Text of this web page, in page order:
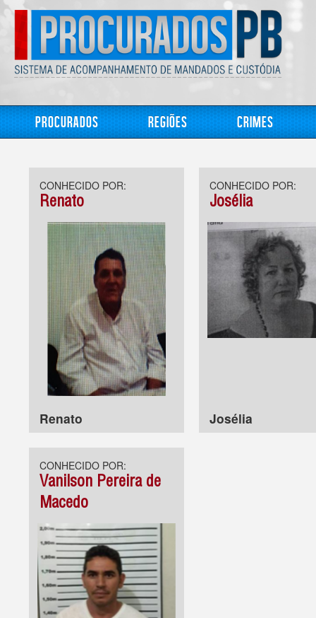
Procurados Regiões Crimes
CONHECIDO POR:
Renato
Renato
CONHECIDO POR:
Josélia
Josélia
CONHECIDO POR:
Vanilson Pereira de
Macedo